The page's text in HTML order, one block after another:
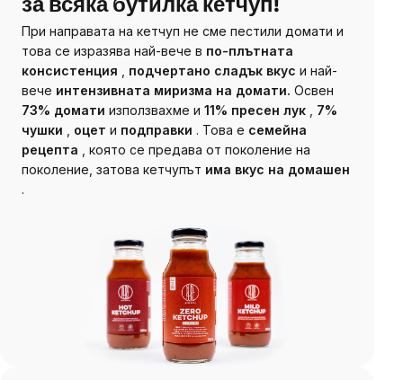
за всяка бутилка кетчуп!
При направата на кетчуп не сме пестили домати и
това се изразява най-вече в по-плътната
консистенция
подчертано сладък вкус и най-
вече интензивната миризма на домати. Освен
73% домати използвахме и 11% пресен лук
7%
чушки
оцет и подправки . Това е семейна
рецепта , която се предава от поколение на
поколение, затова кетчупът има вкус на домашен
.